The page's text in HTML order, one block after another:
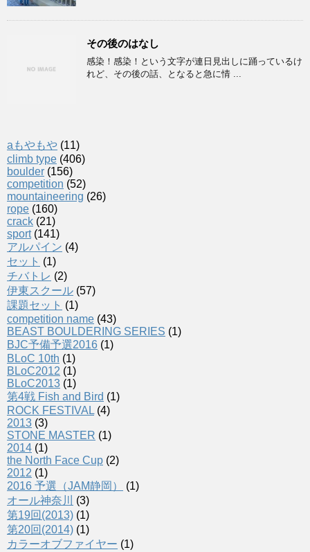
その後のはなし
感染！感染！という文字が連日見出しに踊っているけ
れど、その後の話、となると急に情 ...
aもやもや (11)
climb type (406)
boulder (156)
competition (52)
mountaineering (26)
rope (160)
crack (21)
sport(141)
アルパイン (4)
セット (1)
チバトレ (2)
伊東スクール (57)
課題セット (1)
competition name (43)
BEAST BOULDERING SERIES (1)
BJC予備予選2016 (1)
BLoC 10th (1)
BLoC2012 (1)
BLoC2013 (1)
第4戦 Fish and Bird (1)
ROCK FESTIVAL (4)
2013 (3)
STONE MASTER (1)
2014 (1)
the North Face Cup (2)
2012 (1)
2016 予選（JAM静岡）
(1)
オール神奈川
(3)
第19回(2013) (1)
第20回(2014) (1)
カラーオブファイヤー (1)